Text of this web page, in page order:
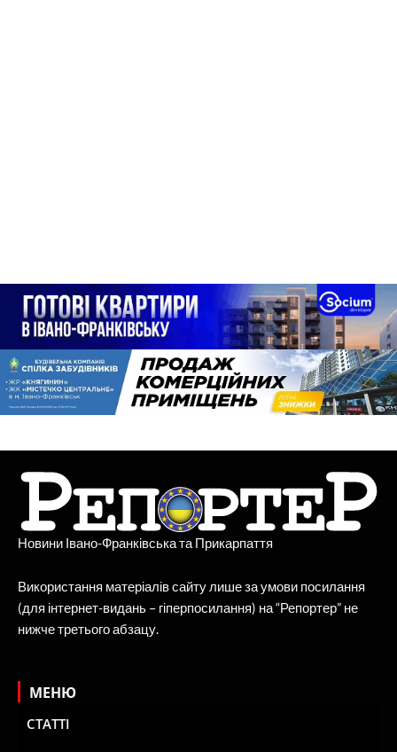
Новини Івано-Франківська та Прикарпаття
Використання матеріалів сайту лише за умови посилання
(для інтернет-видань – гіперпосилання) на “Репортер” не
нижче третього абзацу.
МЕНЮ
СТАТТІ